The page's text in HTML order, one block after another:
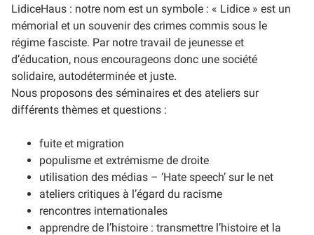
LidiceHaus : notre nom est un symbole : « Lidice » est un
mémorial et un souvenir des crimes commis sous le
régime fasciste. Par notre travail de jeunesse et
d’éducation, nous encourageons donc une société
solidaire, autodéterminée et juste.
Nous proposons des séminaires et des ateliers sur
différents thèmes et questions :
fuite et migration
populisme et extrémisme de droite
utilisation des médias – ‘Hate speech’ sur le net
ateliers critiques à l’égard du racisme
rencontres internationales
apprendre de l’histoire : transmettre l’histoire et la